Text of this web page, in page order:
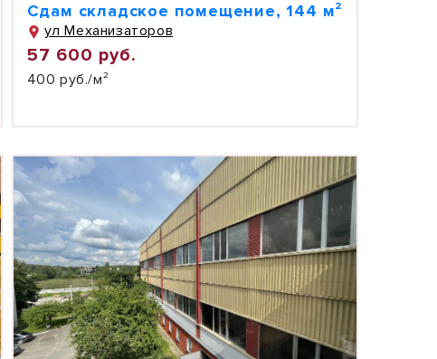
Сдам складское помещение, 144 м²
ул Механизаторов
57 600 руб.
400 руб./м²